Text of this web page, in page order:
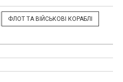
ФЛОТ ТА ВІЙСЬКОВІ КОРАБЛІ